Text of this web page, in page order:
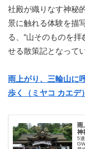
社殿が織りなす神秘
景に触れる体験を描
る、“山そのものを
せる散策記となって
雨上がり、三輪山に
歩く（ミヤコ カエデ）
雨
神
5